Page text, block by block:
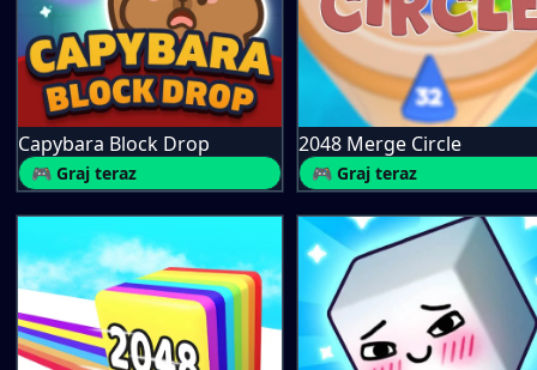
Capybara Block Drop
🎮 Graj teraz
2048 Merge Circle
🎮 Graj teraz